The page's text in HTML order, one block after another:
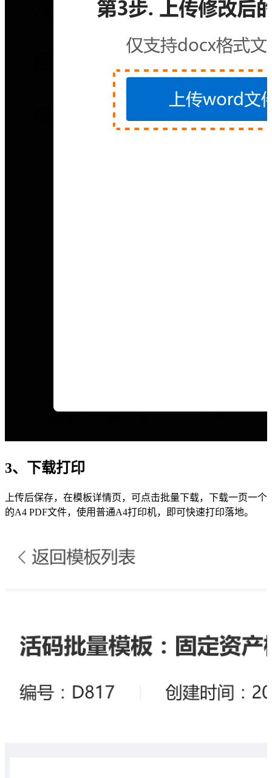
3、下载打印
上传后保存，在模板详情页，可点击批量下载，下载一页一个
的A4 PDF文件，使用普通A4打印机，即可快速打印落地。